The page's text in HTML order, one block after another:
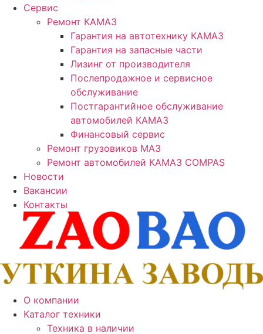
Сервис
Ремонт КАМАЗ
Гарантия на автотехнику КАМАЗ
Гарантия на запасные части
Лизинг от производителя
Послепродажное и сервисное
обслуживание
Постгарантийное обслуживание
автомобилей КАМАЗ
Финансовый сервис
Ремонт грузовиков МАЗ
Ремонт автомобилей КАМАЗ COMPAS
Новости
Вакансии
Контакты
О компании
Каталог техники
Техника в наличии